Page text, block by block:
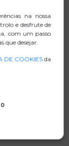
na nossa
e desfrute de
com um passo
que desejar.
DE COOKIESda